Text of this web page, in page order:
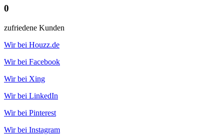
0
zufriedene Kunden
Wir bei Houzz.de
Wir bei Facebook
Wir bei Xing
Wir bei LinkedIn
Wir bei Pinterest
Wir bei Instagram